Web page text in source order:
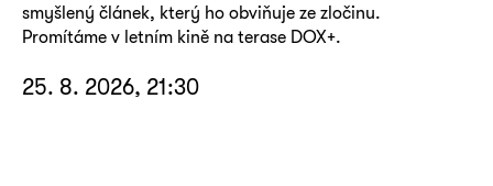
smyšlený článek, který ho obviňuje ze zločinu.
Promítáme v letním kině na terase DOX+.
25. 8. 2026, 21:30